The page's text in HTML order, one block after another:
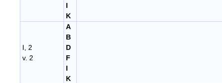
I
K
I, 2
v. 2
A
B
D
F
I
K